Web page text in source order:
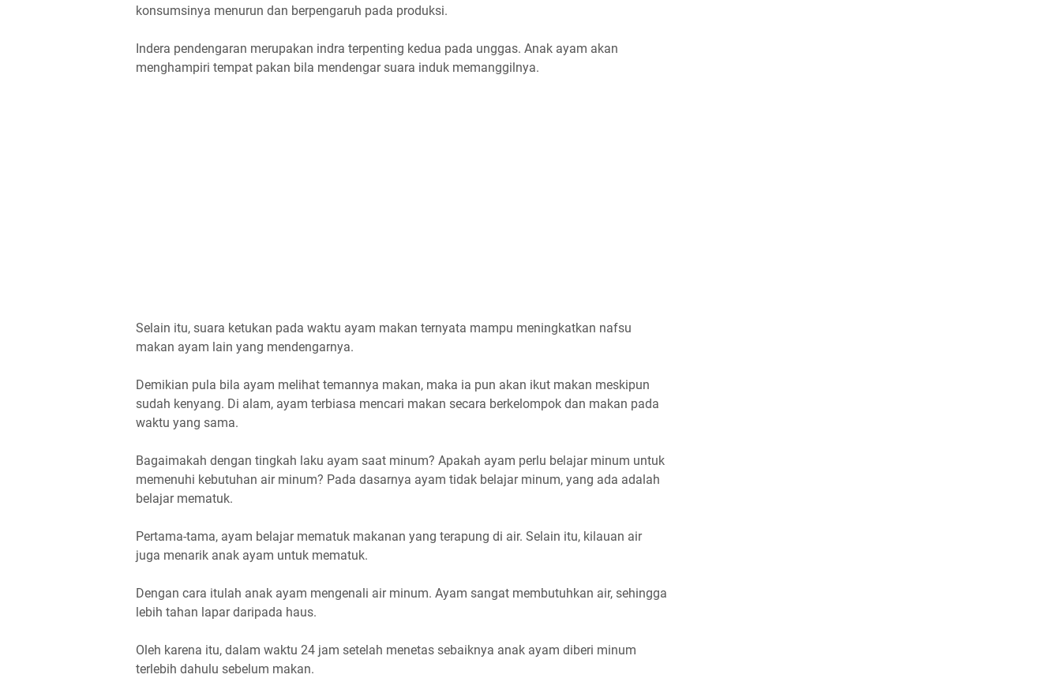
konsumsinya menurun dan berpengaruh pada produksi.
Indera pendengaran merupakan indra terpenting kedua pada unggas. Anak ayam akan
menghampiri tempat pakan bila mendengar suara induk memanggilnya.
Selain itu, suara ketukan pada waktu ayam makan ternyata mampu meningkatkan nafsu
makan ayam lain yang mendengarnya.
Demikian pula bila ayam melihat temannya makan, maka ia pun akan ikut makan meskipun
sudah kenyang. Di alam, ayam terbiasa mencari makan secara berkelompok dan makan pada
waktu yang sama.
Bagaimakah dengan tingkah laku ayam saat minum? Apakah ayam perlu belajar minum untuk
memenuhi kebutuhan air minum? Pada dasarnya ayam tidak belajar minum, yang ada adalah
belajar mematuk.
Pertama-tama, ayam belajar mematuk makanan yang terapung di air. Selain itu, kilauan air
juga menarik anak ayam untuk mematuk.
Dengan cara itulah anak ayam mengenali air minum. Ayam sangat membutuhkan air, sehingga
lebih tahan lapar daripada haus.
Oleh karena itu, dalam waktu 24 jam setelah menetas sebaiknya anak ayam diberi minum
terlebih dahulu sebelum makan.